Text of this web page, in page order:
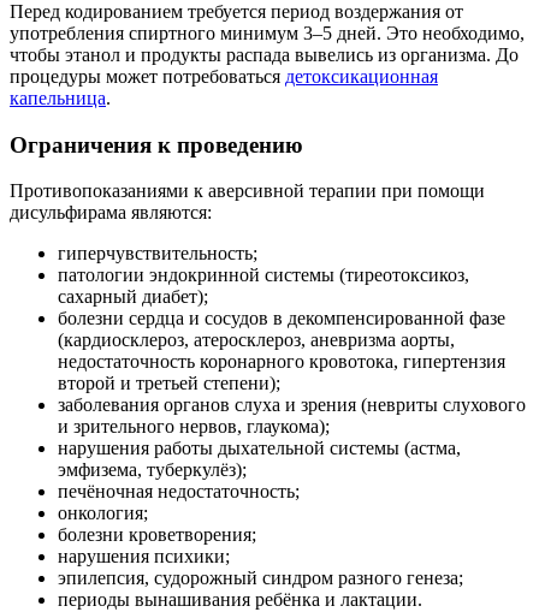
Перед кодированием требуется период воздержания от
употребления спиртного минимум 3–5 дней. Это необходимо,
чтобы этанол и продукты распада вывелись из организма. До
процедуры может потребоваться детоксикационная
капельница.
Ограничения к проведению
Противопоказаниями к аверсивной терапии при помощи
дисульфирама являются:
гиперчувствительность;
патологии эндокринной системы (тиреотоксикоз,
сахарный диабет);
болезни сердца и сосудов в декомпенсированной фазе
(кардиосклероз, атеросклероз, аневризма аорты,
недостаточность коронарного кровотока, гипертензия
второй и третьей степени);
заболевания органов слуха и зрения (невриты слухового
и зрительного нервов, глаукома);
нарушения работы дыхательной системы (астма,
эмфизема, туберкулёз);
печёночная недостаточность;
онкология;
болезни кроветворения;
нарушения психики;
эпилепсия, судорожный синдром разного генеза;
периоды вынашивания ребёнка и лактации.